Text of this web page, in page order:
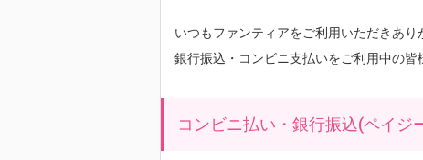
いつもファンティアをご利用いただきあり
銀行振込・コンビニ支払いをご利用中の皆
コンビニ払い・銀行振込(ペイジ